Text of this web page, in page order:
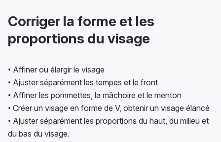
Corriger la forme et les
proportions du visage
• Affiner ou élargir le visage
• Ajuster séparément les tempes et le front
• Affiner les pommettes, la mâchoire et le menton
• Créer un visage en forme de V, obtenir un visage élancé
• Ajuster séparément les proportions du haut, du milieu et
du bas du visage.